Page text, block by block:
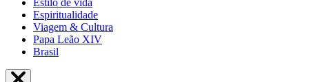
Estilo de vida
Espiritualidade
Viagem & Cultura
Papa Leão XIV
Brasil